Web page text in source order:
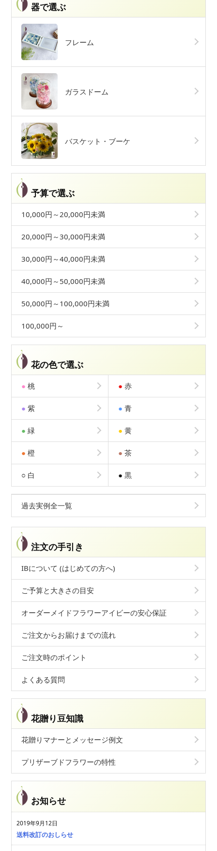
器で選ぶ
フレーム
ガラスドーム
バスケット・ブーケ
予算で選ぶ
10,000円～20,000円未満
20,000円～30,000円未満
30,000円～40,000円未満
40,000円～50,000円未満
50,000円～100,000円未満
100,000円～
花の色で選ぶ
● 桃 ● 赤
● 紫 ● 青
● 緑 ● 黄
● 橙 ● 茶
○ 白 ● 黒
過去実例全一覧
注文の手引き
IBについて (はじめての方へ)
ご予算と大きさの目安
オーダーメイドフラワーアイビーの安心保証
ご注文からお届けまでの流れ
ご注文時のポイント
よくある質問
花贈り豆知識
花贈りマナーとメッセージ例文
プリザーブドフラワーの特性
お知らせ
2019年9月12日
送料改訂のおしらせ